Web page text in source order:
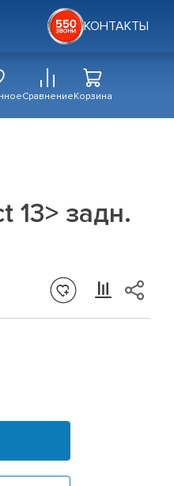
КОНТАКТЫ
СравнениеКорзина
13> задн.